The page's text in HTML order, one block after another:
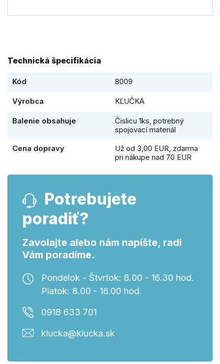
Technická špecifikácia
Kód 8009
Výrobca KĽUČKA
Balenie obsahuje
Čislicu 1ks, potrebný
spojovací materiál
Cena dopravy
Už od 3,00 EUR, zdarma
pri nákupe nad 70 EUR
Potrebujete
poradiť?
Zavolajte alebo nám napíšte, radi
Vám poradíme.
Pondelok - Štvrtok: 8.00 - 16.30 hod.
Piatok: 8.00 - 16.00 hod.
0918 633 701
klucka@klucka.sk